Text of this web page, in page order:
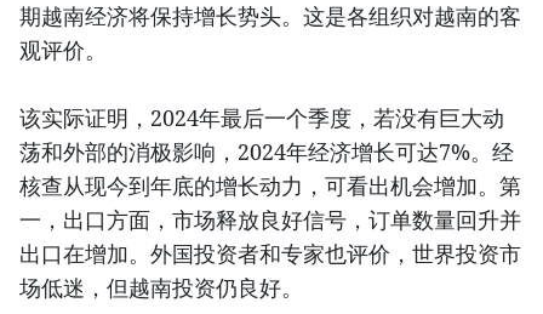
期越南经济将保持增长势头。这是各组织对越南的客
观评价。
该实际证明，2024年最后一个季度，若没有巨大动
荡和外部的消极影响，2024年经济增长可达7%。经
核查从现今到年底的增长动力，可看出机会增加。第
一，出口方面，市场释放良好信号，订单数量回升并
出口在增加。外国投资者和专家也评价，世界投资市
场低迷，但越南投资仍良好。